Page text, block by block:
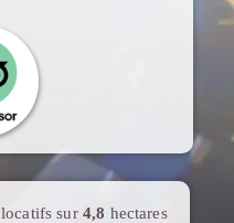
locatifs sur 4,8 hectares